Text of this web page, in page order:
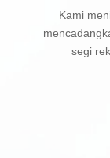
Kami
segi